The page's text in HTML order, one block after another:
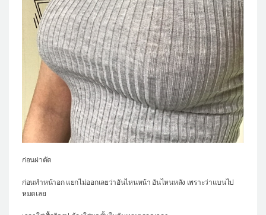
เครื่องสำอาง
let-me-in
แนะนำโรงพยาบาลไอดี
ศัลยกรรมอย่างปลอดภัย
ปรึกษาทางออนไลน์
Real Selfie Review
ก่อนผ่าตัด
ก่อนทำหน้าอก แยกไม่ออกเลยว่าอันไหนหน้า อันไหนหลัง เพราะว่าแบนไป
หมดเลย